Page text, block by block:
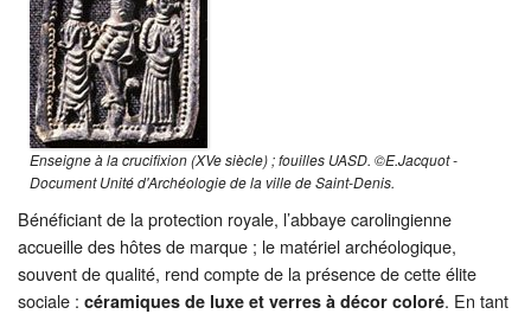
CMN
Fouilles
Enseigne à la crucifixion (XVe siècle) ; fouilles UASD. ©E.Jacquot -
Document Unité d'Archéologie de la ville de Saint-Denis.
Bénéficiant de la protection royale, l’abbaye carolingienne
accueille des hôtes de marque ; le matériel archéologique,
souvent de qualité, rend compte de la présence de cette élite
sociale : céramiques de luxe et verres à décor coloré. En tant